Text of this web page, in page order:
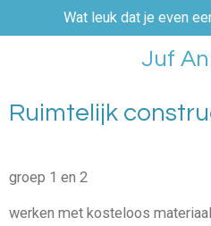
direct
hoofdinhoud
Juf
Wat leuk dat je even
Ruimtelijk
groep 1 en 2
werken met kosteloos materiaal